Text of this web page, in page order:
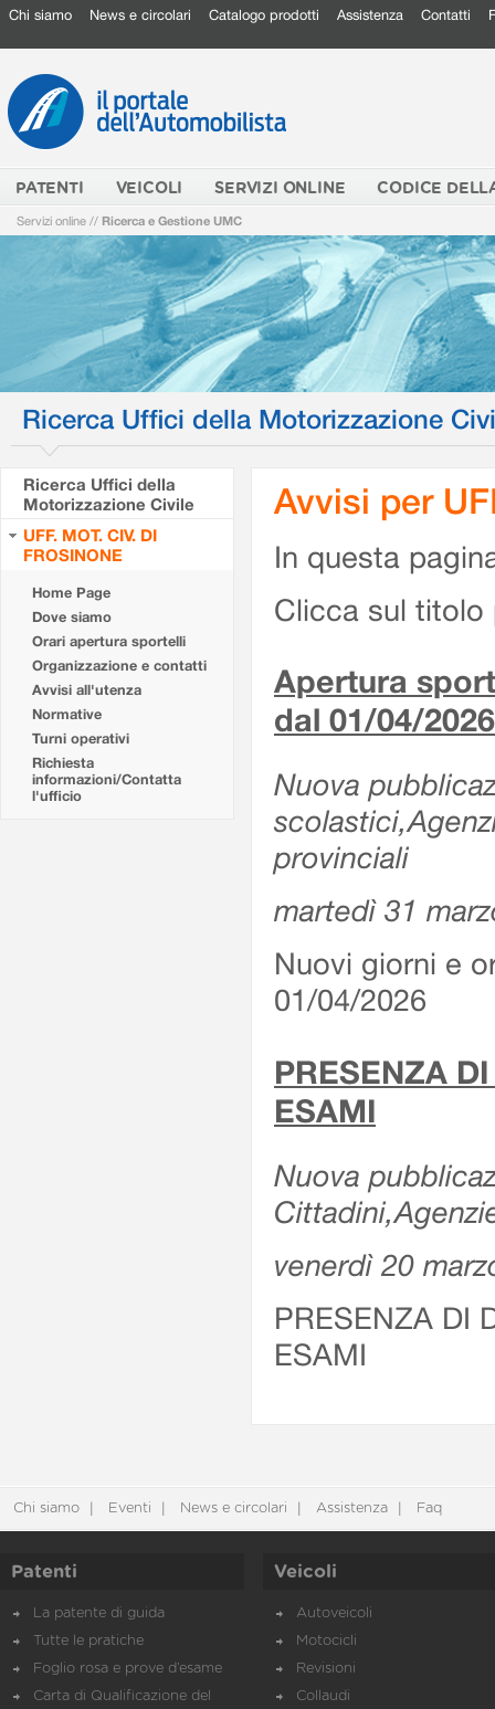
Chi siamo News e circolari Catalogo prodotti Assistenza Contatti
PATENTI VEICOLI SERVIZI ONLINE CODICE
Servizi online // Ricerca e Gestione UMC
Ricerca Uffici della Motorizzazione
Ricerca Uffici della
Motorizzazione Civile
UFF. MOT. CIV. DI
FROSINONE
Home Page
Dove siamo
Orari apertura sportelli
Organizzazione e contatti
Avvisi all'utenza
Normative
Turni operativi
Richiesta
informazioni/Contatta
l'ufficio
Avvisi per
In questa
Clicca sul titolo
Apertura
dal 01/04/2026
Nuova
provinciali
martedì 31
Nuovi giorni e
01/04/2026
PRESENZA
ESAMI
Nuova
venerdì 20
PRESENZA DI
ESAMI
Chi siamo Eventi News e circolari Assistenza Faq
Patenti
La patente di guida
Tutte le pratiche
Foglio rosa e prove d’esame
Carta di Qualificazione del
Veicoli
Autoveicoli
Motocicli
Revisioni
Collaudi